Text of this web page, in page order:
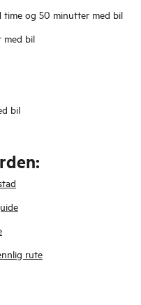
time og 50 minutter med bil
med bil
bil
rute